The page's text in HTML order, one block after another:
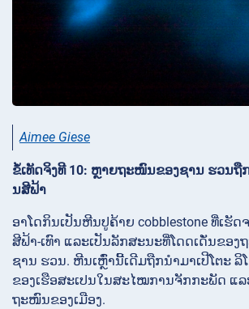
Aimee Giese
ຂໍ້ເທັດຈິງທີ 10: ຫຼາຍຖະໜົນຂອງຊານ ຮວນຖື
ນສີຟ້າ
ອາໂດກິນເປັນຫີນປູຄ້າຍ cobblestone ທີ່ເຮັ
ສີຟ້າ-ເທົາ ແລະເປັນລັກສະນະທີ່ໂດດເດັ່ນຂອງ
ຊານ ຮວນ. ຫີນເຫຼົ່ານີ້ເດີມຖືກນຳມາເປີໂຕະ
ຂອງເຮືອສະເປນໃນສະໄໝການຈັກກະພັດ ແ
ຖະໜົນຂອງເມືອງ.